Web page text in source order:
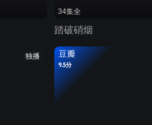
34集全
踏破硝烟
独播 豆瓣
9.5分